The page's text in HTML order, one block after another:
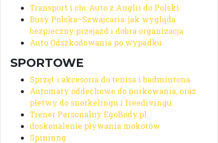
Transport i cło: Auto z Anglii do Polski
Busy Polska–Szwajcaria: jak wygląda
bezpieczny przejazd i dobra organizacja
Auto Odszkodowania po wypadku
SPORTOWE
Sprzęt i akcesoria do tenisa i badmintona
Automaty oddechowe do nurkowania, oraz
płetwy do snorkelingu i freedivingu.
Trener Personalny EgoBody.pl
doskonalenie pływania mokotów
Spininng